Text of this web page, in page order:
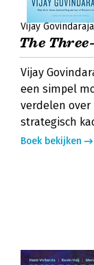
Vijay
The
Vijay
een simpel
verdelen over
strategisch
Boek bekijken